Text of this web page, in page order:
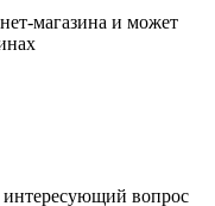
магазина и может
вопрос